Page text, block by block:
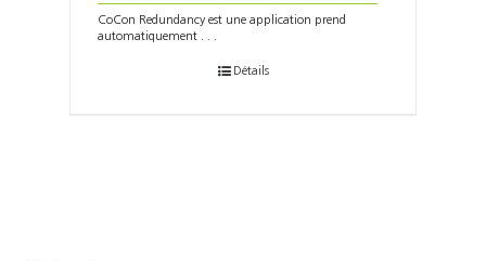
CoCon Redundancy est une application prend
automatiquement . . .
Détails